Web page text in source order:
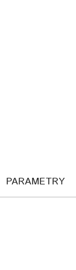
PARAMETRY